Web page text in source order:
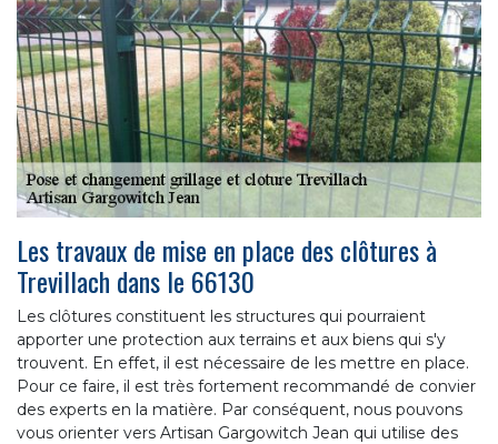
Les travaux de mise en place des clôtures à
Trevillach dans le 66130
Les clôtures constituent les structures qui pourraient
apporter une protection aux terrains et aux biens qui s'y
trouvent. En effet, il est nécessaire de les mettre en place.
Pour ce faire, il est très fortement recommandé de convier
des experts en la matière. Par conséquent, nous pouvons
vous orienter vers Artisan Gargowitch Jean qui utilise des